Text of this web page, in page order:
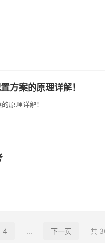
产配置方案的原理详解！
方案的原理详解！
4 ... 下一页 共